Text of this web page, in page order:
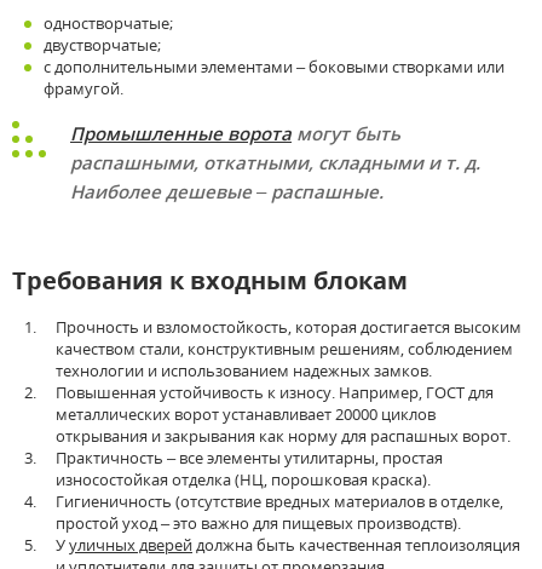
одностворчатые;
двустворчатые;
с дополнительными элементами – боковыми створками или
фрамугой.
Промышленные ворота могут быть
распашными, откатными, складными и т. д.
Наиболее дешевые – распашные.
Требования к входным блокам
Прочность и взломостойкость, которая достигается высоким
качеством стали, конструктивным решениям, соблюдением
технологии и использованием надежных замков.
Повышенная устойчивость к износу. Например, ГОСТ для
металлических ворот устанавливает 20000 циклов
открывания и закрывания как норму для распашных ворот.
Практичность – все элементы утилитарны, простая
износостойкая отделка (НЦ, порошковая краска).
Гигиеничность (отсутствие вредных материалов в отделке,
простой уход – это важно для пищевых производств).
Ууличных дверейдолжна быть качественная теплоизоляция